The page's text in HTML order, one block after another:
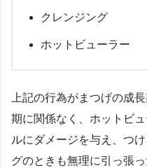
クレンジング
ホットビューラー
上記の行為がまつげの成
期に関係なく、ホットビ
ルにダメージを与え、つ
グのときも無理に引っ張